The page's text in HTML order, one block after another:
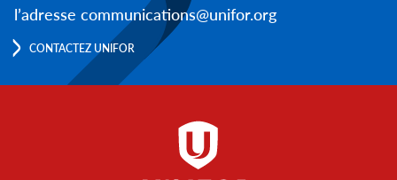
l’adresse communications@unifor.org
CONTACTEZ UNIFOR